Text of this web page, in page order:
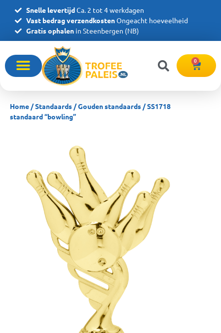
Snelle levertijdCa. 2 tot 4 werkdagen
Vast bedrag verzendkostenOngeacht hoeveelheid
Gratis ophalen in Steenbergen (NB)
0
Home /Standaards /Gouden standaards / SS1718
standaard “bowling”